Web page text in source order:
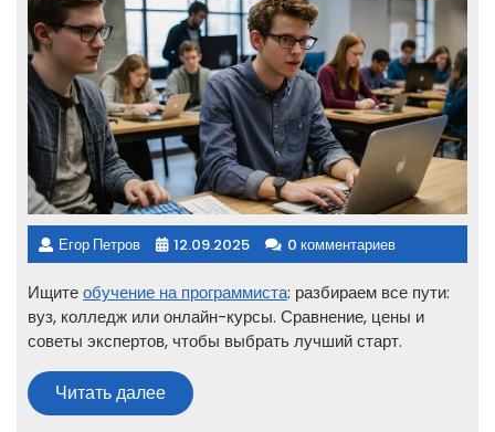
Егор Петров 12.09.2025 0 комментариев
Ищитеобучение на программиста: разбираем все пути:
вуз, колледж или онлайн-курсы. Сравнение, цены и
советы экспертов, чтобы выбрать лучший старт.
Читать далееЧитать
далее